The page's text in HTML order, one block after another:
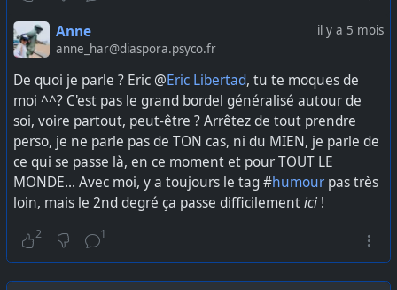
"unreadMentionsCount": 0,
"draft": "REDACTED",
"draftChanged": true,
"draftIsViewOnce": false,
"storageVersion": 27,
"storageID": "REDACTED",
"description": "REDACTED",
"announcementsOnly": false,
"terminated": false,
"draftTimestamp": null,
"draftAttachments": [],
"messagesDeleted": true
Métadonnées de contact: Supprimer une
conversation conserve le nom du contact, son
par la justice
, sur fond de deepfake à caractère
sexuel générés par Grok, l'IA de Musk.
Le Ministère de la Justice étatsunien (DoJ) fait
appel contre Google dans le cadre du procès
antitrust, dans d'objectif d'obtenir des peines plus
importantes du style "obliger Google à vendre
Android, Chrome ou à arrêter de payer Apple des
dizaines de milliards par an pour être moteur de
recherche par défaut sur iOS
Palantir, vous savez, la boite qui collabore avec
l'état fédéral étatsunien et ICE pour traquer et
déporter les immigrants. Ça doit rapporter parce
il y a 5 mois
Anne
anne_har@diaspora.psyco.fr
De quoi je parle ? Eric @Eric Libertad, tu te moques de
moi ^^? C'est pas le grand bordel généralisé autour de
soi, voire partout, peut-être ? Arrêtez de tout prendre
perso, je ne parle pas de TON cas, ni du MIEN, je parle de
ce qui se passe là, en ce moment et pour TOUT LE
MONDE... Avec moi, y a toujours le tag #humour pas très
loin, mais le 2nd degré ça passe difficilementici !
2 1